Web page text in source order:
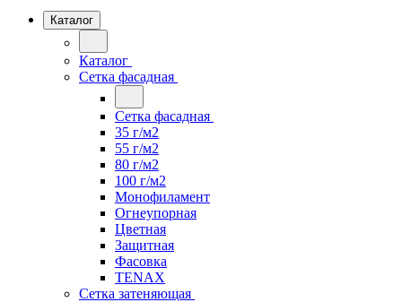
Каталог
Каталог
Сетка фасадная
Сетка фасадная
35 г/м2
55 г/м2
80 г/м2
100 г/м2
Монофиламент
Огнеупорная
Цветная
Защитная
Фасовка
TENAX
Сетка затеняющая